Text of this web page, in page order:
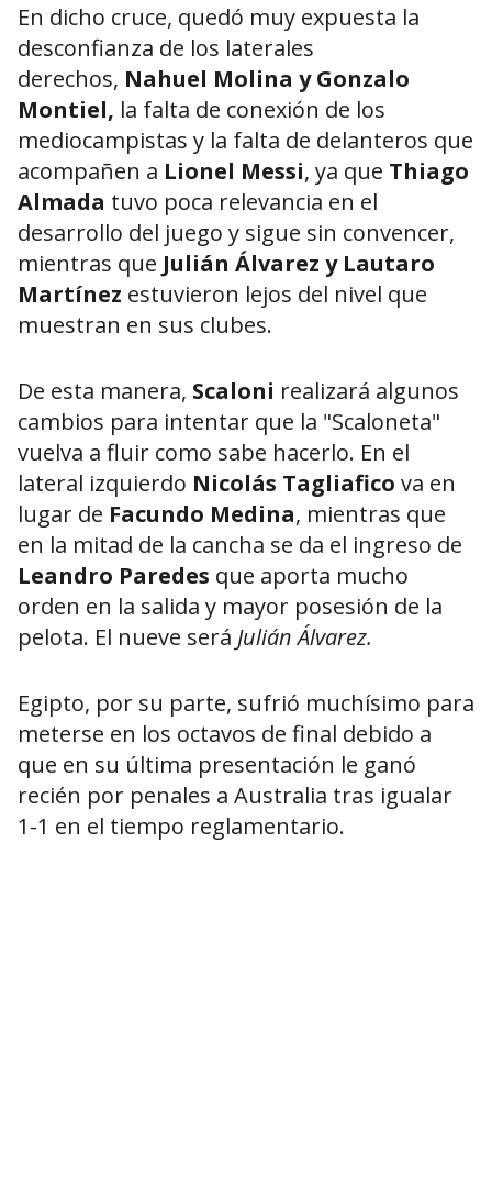
En dicho cruce, quedó muy expuesta la
desconfianza de los laterales
derechos, Nahuel Molina y Gonzalo
Montiel, la falta de conexión de los
mediocampistas y la falta de delanteros que
acompañen a Lionel Messi, ya que Thiago
Almada tuvo poca relevancia en el
desarrollo del juego y sigue sin convencer,
mientras que Julián Álvarez y Lautaro
Martínez estuvieron lejos del nivel que
muestran en sus clubes.
De esta manera, Scaloni realizará algunos
cambios para intentar que la "Scaloneta"
vuelva a fluir como sabe hacerlo. En el
lateral izquierdo Nicolás Tagliafico va en
lugar de Facundo Medina, mientras que
en la mitad de la cancha se da el ingreso de
Leandro Paredes que aporta mucho
orden en la salida y mayor posesión de la
pelota. El nueve será Julián Álvarez.
Egipto, por su parte, sufrió muchísimo para
meterse en los octavos de final debido a
que en su última presentación le ganó
recién por penales a Australia tras igualar
1-1 en el tiempo reglamentario.